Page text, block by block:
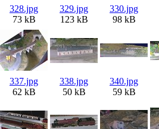
328.jpg
73 kB
329.jpg
123 kB
330.jpg
98 kB
337.jpg
62 kB
338.jpg
50 kB
340.jpg
59 kB